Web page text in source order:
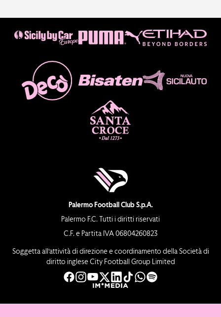
Palermo Football Club S.p.A.
Palermo F.C. Tutti i diritti riservati
C.F. e Partita IVA 06804260823
Soggetta all’attività di direzione e coordinamento della Società di
diritto inglese City Football Group Limited